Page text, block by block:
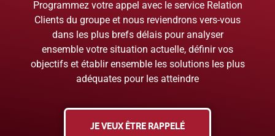
Programmez votre appel avec le service Relation
Clients du groupe et nous reviendrons vers-vous
dans les plus brefs délais pour analyser
ensemble votre situation actuelle, définir vos
objectifs et établir ensemble les solutions les plus
adéquates pour les atteindre
JE VEUX ÊTRE RAPPELÉ